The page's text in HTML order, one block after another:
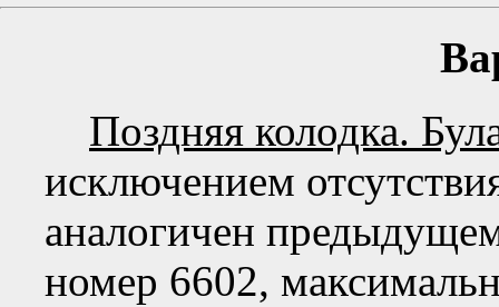
Поздняя колодка.
исключением
аналогичен
номер 6602,